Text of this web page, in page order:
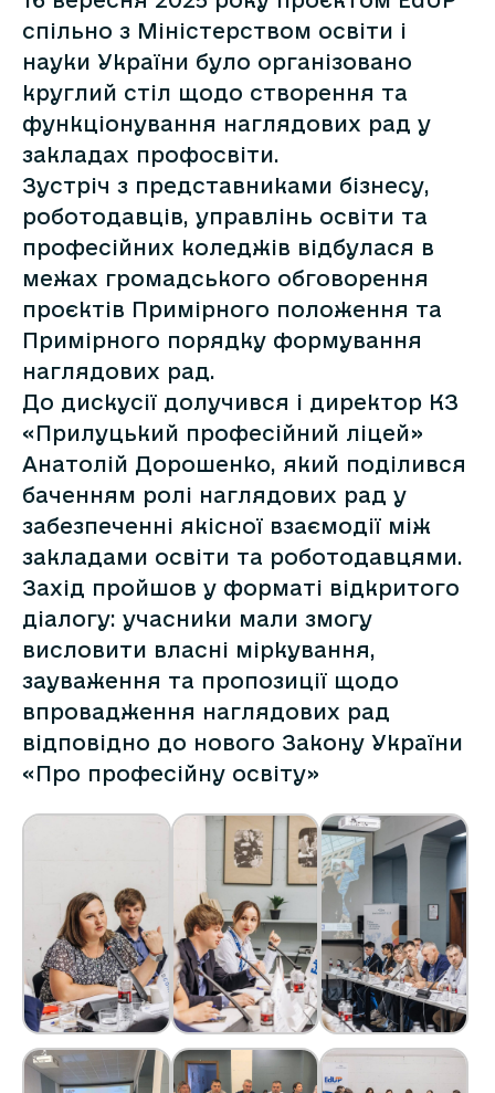
спільно з Міністерством освіти і
науки України було організовано
круглий стіл щодо створення та
функціонування наглядових рад у
закладах профосвіти.
Зустріч з представниками бізнесу,
роботодавців, управлінь освіти та
професійних коледжів відбулася в
межах громадського обговорення
проєктів Примірного положення та
Примірного порядку формування
наглядових рад.
До дискусії долучився і директор КЗ
«Прилуцький професійний ліцей»
Анатолій Дорошенко, який поділився
баченням ролі наглядових рад у
забезпеченні якісної взаємодії між
закладами освіти та роботодавцями.
Захід пройшов у форматі відкритого
діалогу: учасники мали змогу
висловити власні міркування,
зауваження та пропозиції щодо
впровадження наглядових рад
відповідно до нового Закону України
«Про професійну освіту»